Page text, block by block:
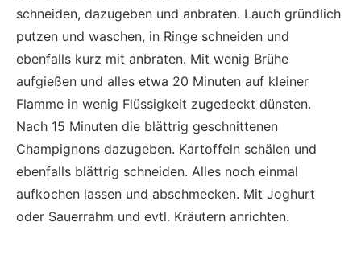
schneiden, dazugeben und anbraten. Lauch gründlich
putzen und waschen, in Ringe schneiden und
ebenfalls kurz mit anbraten. Mit wenig Brühe
aufgießen und alles etwa 20 Minuten auf kleiner
Flamme in wenig Flüssigkeit zugedeckt dünsten.
Nach 15 Minuten die blättrig geschnittenen
Champignons dazugeben. Kartoffeln schälen und
ebenfalls blättrig schneiden. Alles noch einmal
aufkochen lassen und abschmecken. Mit Joghurt
oder Sauerrahm und evtl. Kräutern anrichten.